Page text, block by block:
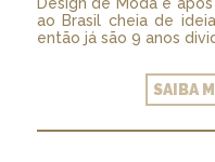
ao Brasil cheia de
então já são 9 anos
SAIBA